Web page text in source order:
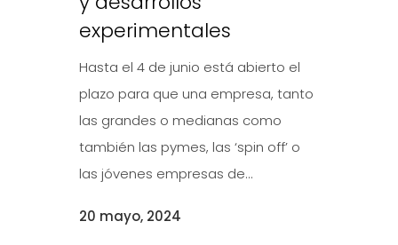
experimentales
Hasta el 4 de junio está abierto el
plazo para que una empresa, tanto
las grandes o medianas como
también las pymes, las ‘spin off’ o
las jóvenes empresas de...
20 mayo, 2024